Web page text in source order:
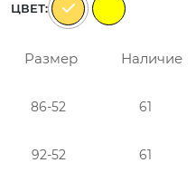
ЦВЕТ:
Размер Наличие
86-52 61
92-52 61